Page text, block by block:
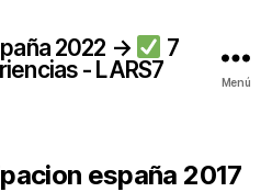
2022 →
7
- LARS7
Menú
españa 2017